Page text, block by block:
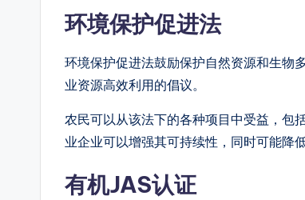
环境保护促进法
环境保护促进法鼓励保护自然资源和生物
业资源高效利用的倡议。
农民可以从该法下的各种项目中受益，包
业企业可以增强其可持续性，同时可能降
有机JAS认证